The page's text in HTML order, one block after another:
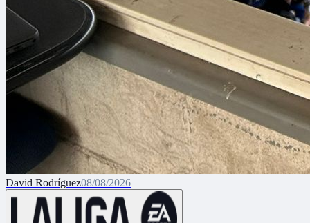
David Rodríguez08/08/2026